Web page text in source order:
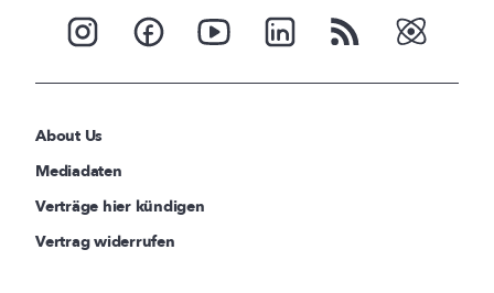
About Us
Mediadaten
Verträge hier kündigen
Vertrag widerrufen